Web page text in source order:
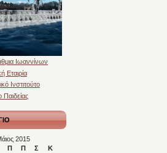
Ιωαννίνων
Εταιρία
Ινστιτούτο
Παιδείας
2015
Π Π Σ Κ